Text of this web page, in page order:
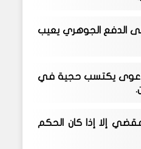
الدفع الجوهري يعيب
الدعوى يكتسب حجية في
إلا إذا كان الحكم